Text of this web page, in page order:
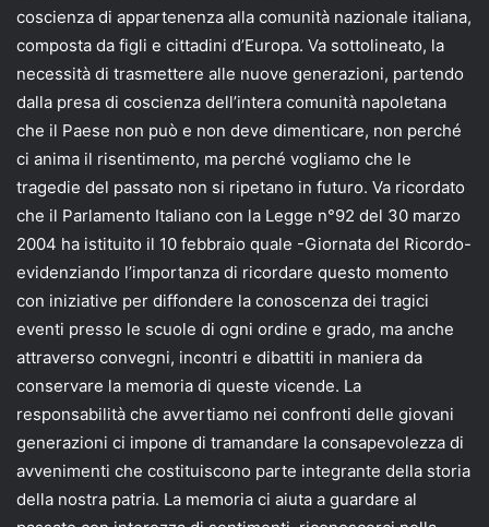
coscienza di appartenenza alla comunità nazionale italiana,
composta da figli e cittadini d’Europa. Va sottolineato, la
necessità di trasmettere alle nuove generazioni, partendo
dalla presa di coscienza dell’intera comunità napoletana
che il Paese non può e non deve dimenticare, non perché
ci anima il risentimento, ma perché vogliamo che le
tragedie del passato non si ripetano in futuro. Va ricordato
che il Parlamento Italiano con la Legge n°92 del 30 marzo
2004 ha istituito il 10 febbraio quale -Giornata del Ricordo-
evidenziando l’importanza di ricordare questo momento
con iniziative per diffondere la conoscenza dei tragici
eventi presso le scuole di ogni ordine e grado, ma anche
attraverso convegni, incontri e dibattiti in maniera da
conservare la memoria di queste vicende. La
responsabilità che avvertiamo nei confronti delle giovani
generazioni ci impone di tramandare la consapevolezza di
avvenimenti che costituiscono parte integrante della storia
della nostra patria. La memoria ci aiuta a guardare al